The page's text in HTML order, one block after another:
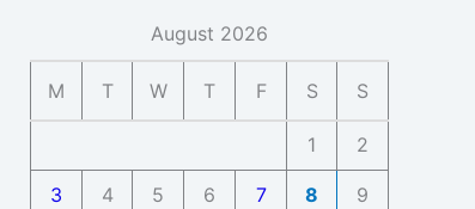
August 2026
M T W T F S S
1 2
3 4 5 6 7 8 9